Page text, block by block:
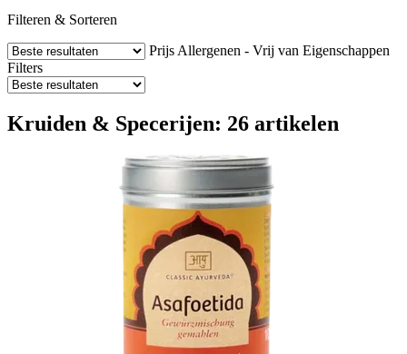
Filteren & Sorteren
Prijs Allergenen - Vrij van Eigenschappen
Filters
Kruiden & Specerijen: 26 artikelen